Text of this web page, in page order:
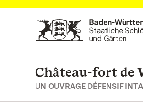
Vers la page d’accueil
Château-fort de
UN OUVRAGE DÉFENSIF